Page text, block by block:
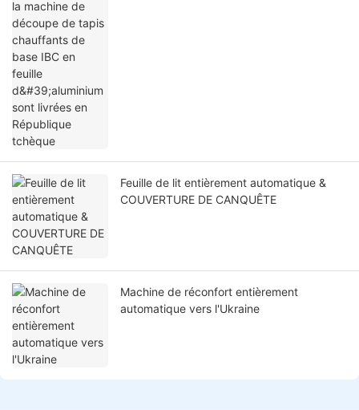
Feuille de lit entièrement automatique &
COUVERTURE DE CANQUÊTE
Machine de réconfort entièrement
automatique vers l'Ukraine